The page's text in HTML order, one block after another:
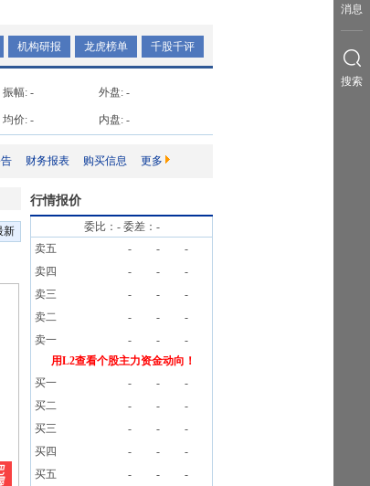
机构研报 龙虎榜单 千股千评
振幅: - 外盘: -
均价: - 内盘: -
财务报表 购买信息 更多
新
行情报价
委比： -委差： -
卖五
- -
-
卖四
- -
-
卖三
- -
-
卖二
- -
-
卖一
- -
-
用L2查看个股主力资金动向！
买一
- -
-
买二
- -
-
买三
- -
-
买四
- -
-
买五
- -
-
消息
搜索